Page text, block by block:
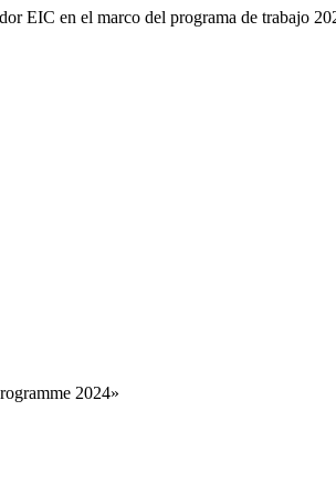
EIC en el marco del programa de trabajo
2024»